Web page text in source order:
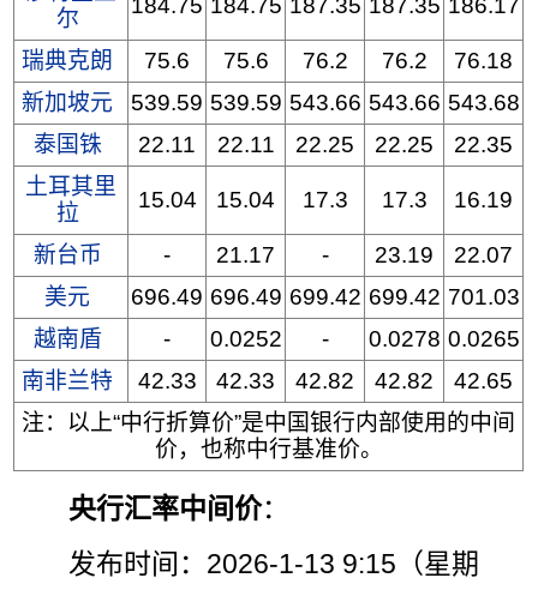
尔
184.75 184.75 187.35 187.35 186.17
瑞典克朗 75.6 75.6 76.2 76.2
76.18
新加坡元
539.59 539.59 543.66 543.66 543.68
泰国铢
22.11 22.11 22.25 22.25
22.35
土耳其里
拉
15.04 15.04 17.3 17.3 16.19
新台币 - 21.17 - 23.19
22.07
美元
696.49 696.49 699.42 699.42 701.03
越南盾
- 0.0252 - 0.0278 0.0265
南非兰特
42.33 42.33 42.82 42.82
42.65
注：以上“中行折算价”是中国银行内部使用的中间
价，也称中行基准价。
央行汇率中间价：
发布时间：2026-1-13 9:15（星期